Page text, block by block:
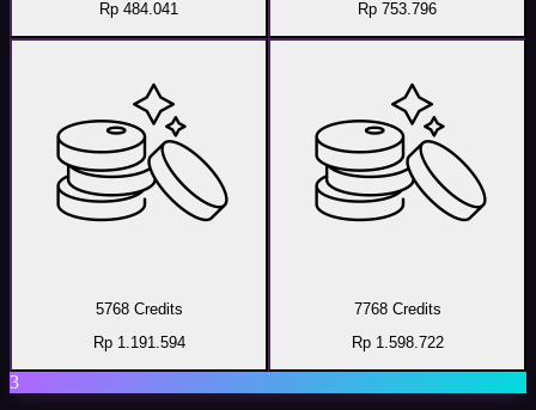
Rp 484.041
Rp 753.796
5768 Credits
Rp 1.191.594
7768 Credits
Rp 1.598.722
3